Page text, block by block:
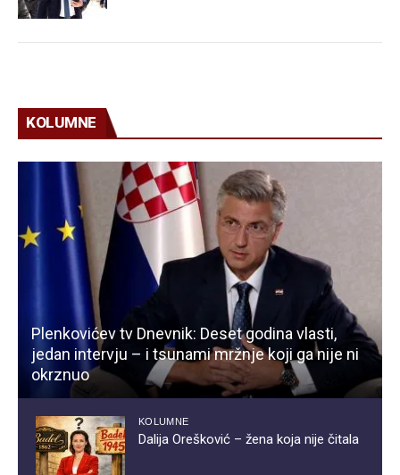
KOLUMNE
Plenkovićev tv Dnevnik: Deset godina vlasti,
jedan intervju – i tsunami mržnje koji ga nije ni
okrznuo
KOLUMNE
Dalija Orešković – žena koja nije čitala